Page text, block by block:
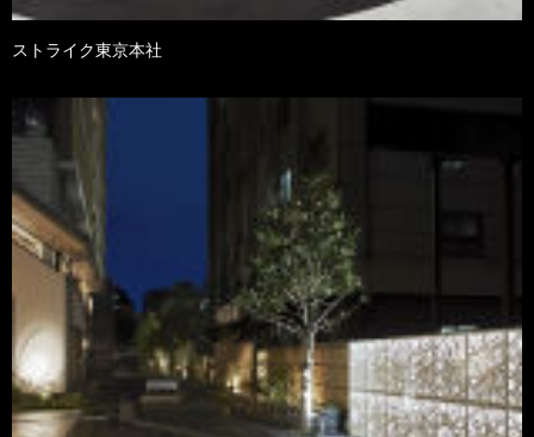
ストライク東京本社